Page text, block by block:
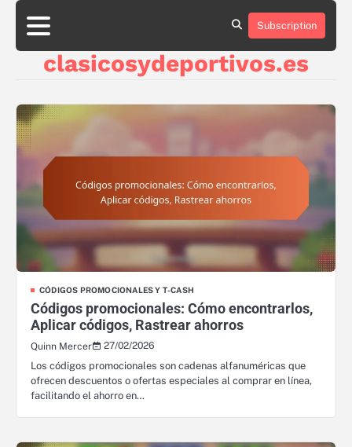
Skip
content
About
Contact
Cookie
Privacy
Sitemap
Terms
Conditions
Subscription
clasicosydeportivos.es
CÓDIGOS PROMOCIONALES Y T-CASH
Códigos promocionales: Cómo encontrarlos,
Aplicar códigos, Rastrear ahorros
Quinn Mercer
27/02/2026
Los códigos promocionales son cadenas alfanuméricas que
ofrecen descuentos o ofertas especiales al comprar en línea,
facilitando el ahorro en…